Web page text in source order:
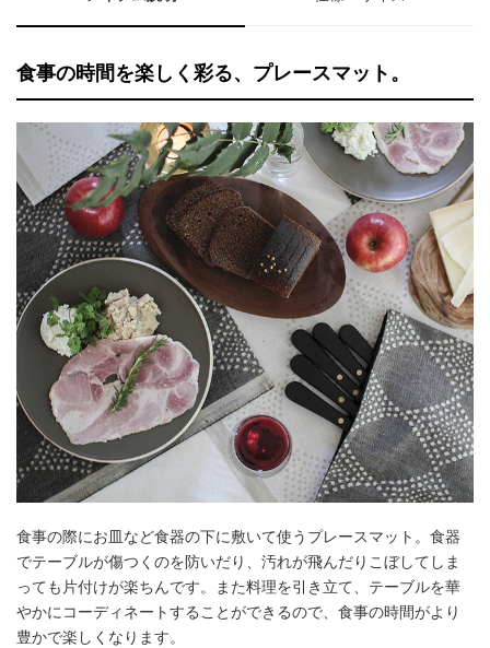
食事の時間を楽しく彩る、プレースマット。
食事の際にお皿など食器の下に敷いて使うプレースマット。食器
でテーブルが傷つくのを防いだり、汚れが飛んだりこぼしてしま
っても片付けが楽ちんです。また料理を引き立て、テーブルを華
やかにコーディネートすることができるので、食事の時間がより
豊かで楽しくなります。